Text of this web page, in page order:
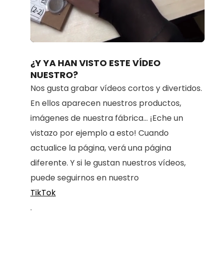
Loaded
100.00%
¿Y YA HAN VISTO ESTE VÍDEO
NUESTRO?
Nos gusta grabar vídeos cortos y divertidos.
En ellos aparecen nuestros productos,
imágenes de nuestra fábrica... ¡Eche un
vistazo por ejemplo a esto! Cuando
actualice la página, verá una página
diferente. Y si le gustan nuestros vídeos,
puede seguirnos en nuestro
TikTok
.